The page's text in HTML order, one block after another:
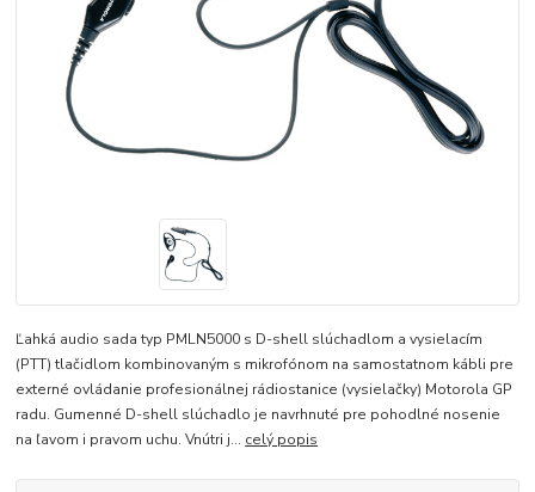
Ľahká audio sada typ PMLN5000 s D-shell slúchadlom a vysielacím
(PTT) tlačidlom kombinovaným s mikrofónom na samostatnom kábli pre
externé ovládanie profesionálnej rádiostanice (vysielačky) Motorola GP
radu. Gumenné D-shell slúchadlo je navrhnuté pre pohodlné nosenie
na ľavom i pravom uchu. Vnútri j... celý popis